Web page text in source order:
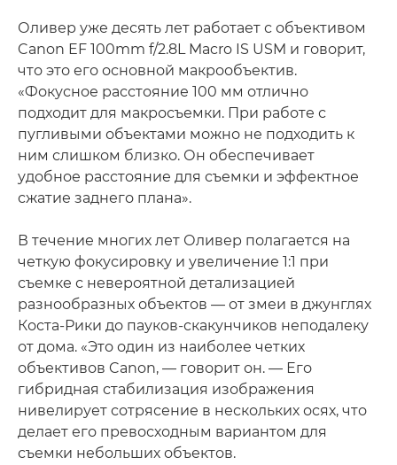
Оливер уже десять лет работает с объективом
Canon EF 100mm f/2.8L Macro IS USM и говорит,
что это его основной макрообъектив.
«Фокусное расстояние 100 мм отлично
подходит для макросъемки. При работе с
пугливыми объектами можно не подходить к
ним слишком близко. Он обеспечивает
удобное расстояние для съемки и эффектное
сжатие заднего плана».
В течение многих лет Оливер полагается на
четкую фокусировку и увеличение 1:1 при
съемке с невероятной детализацией
разнообразных объектов — от змеи в джунглях
Коста-Рики до пауков-скакунчиков неподалеку
от дома. «Это один из наиболее четких
объективов Canon, — говорит он. — Его
гибридная стабилизация изображения
нивелирует сотрясение в нескольких осях, что
делает его превосходным вариантом для
съемки небольших объектов.